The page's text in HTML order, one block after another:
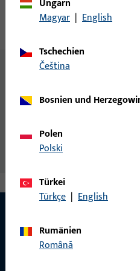
Inhalt
Verriegelung DK für GU
Zusatzinformationen
Findet Anwendung bei
Systembodenschwelle
KONTAKT
Ungarn
Magyar | English
Tschechien
čeština
Bosnien und
Polen
Polski
Türkei
Türkçe | English
Rumänien
Română